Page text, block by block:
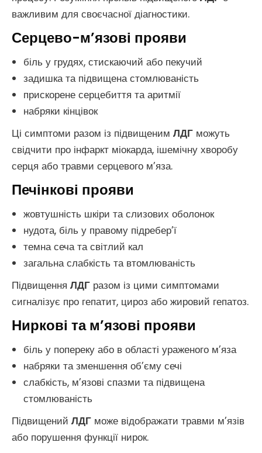
важливим для своєчасної діагностики.
Серцево-м’язові прояви
біль у грудях, стискаючий або пекучий
задишка та підвищена стомлюваність
прискорене серцебиття та аритмії
набряки кінцівок
Ці симптоми разом із підвищеним ЛДГ можуть
свідчити про інфаркт міокарда, ішемічну хворобу
серця або травми серцевого м’яза.
Печінкові прояви
жовтушність шкіри та слизових оболонок
нудота, біль у правому підребер’ї
темна сеча та світлий кал
загальна слабкість та втомлюваність
Підвищення ЛДГ разом із цими симптомами
сигналізує про гепатит, цироз або жировий гепатоз.
Ниркові та м’язові прояви
біль у попереку або в області ураженого м’яза
набряки та зменшення об’єму сечі
слабкість, м’язові спазми та підвищена
стомлюваність
Підвищений ЛДГ може відображати травми м’язів
або порушення функції нирок.